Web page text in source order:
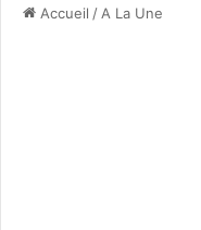
Accueil / A La Une